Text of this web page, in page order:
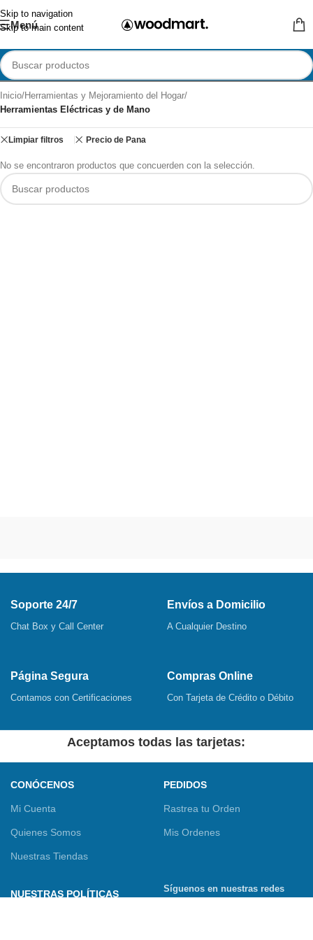
Skip to navigation
Skip to main content
Menú
Inicio/Herramientas y Mejoramiento del Hogar/
Herramientas Eléctricas y de Mano
Limpiar filtros Precio de Pana
No se encontraron productos que concuerden con la selección.
Soporte 24/7
Chat Box y Call Center
Envíos a Domicilio
A Cualquier Destino
Página Segura
Contamos con Certificaciones
Compras Online
Con Tarjeta de Crédito o Débito
Aceptamos todas las tarjetas:
CONÓCENOS
Mi Cuenta
Quienes Somos
Nuestras Tiendas
PEDIDOS
Rastrea tu Orden
Mis Ordenes
NUESTRAS POLÍTICAS
Síguenos en nuestras redes